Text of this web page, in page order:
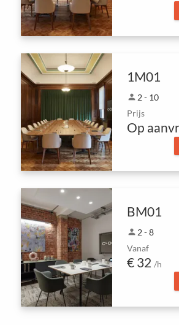
1M01
person 2 - 10
Prijs
Op
BM01
person 2 - 8
Vanaf
€ 32 /h